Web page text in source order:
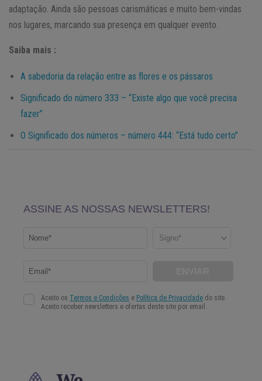
adaptação. Ainda são pessoas carismáticas e muito bem-vindas
nos lugares, marcando sua presença em qualquer evento.
Saiba mais :
A sabedoria da relação entre as flores e os pássaros
Significado do número 333 – “Existe algo que você precisa
fazer”
O Significado dos números – número 444: “Está tudo certo”